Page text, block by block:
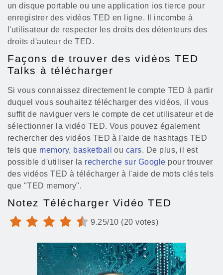
un disque portable ou une application ios tierce pour
enregistrer des vidéos TED en ligne. Il incombe à
l'utilisateur de respecter les droits des détenteurs des
droits d'auteur de TED.
Façons de trouver des vidéos TED
Talks à télécharger
Si vous connaissez directement le compte TED à partir
duquel vous souhaitez télécharger des vidéos, il vous
suffit de naviguer vers le compte de cet utilisateur et de
sélectionner la vidéo TED. Vous pouvez également
rechercher des vidéos TED à l'aide de hashtags TED
tels que memory, basketball ou cars. De plus, il est
possible d'utiliser la recherche sur Google pour trouver
des vidéos TED à télécharger à l'aide de mots clés tels
que "TED memory".
Notez Télécharger Vidéo TED
9.25/10 (20 votes)